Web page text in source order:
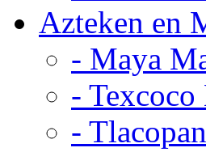
Azteken en
- Maya
- Texcoco
-